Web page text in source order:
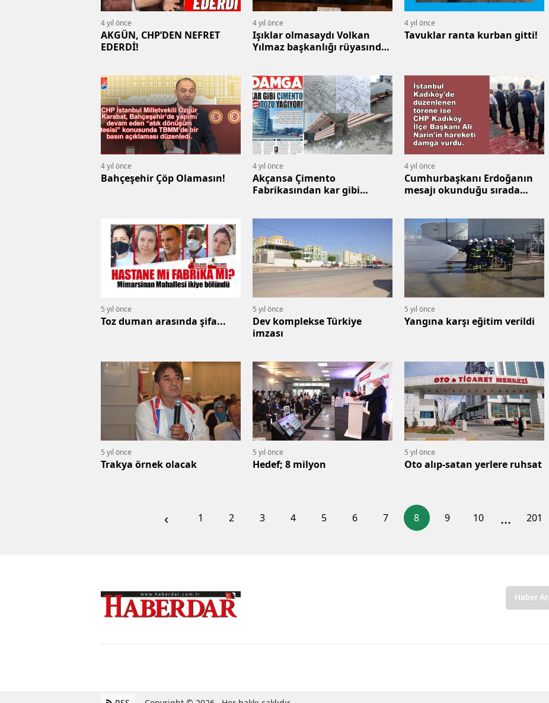
4 yıl önce
AKGÜN, CHP’DEN NEFRET
EDERDİ!
4 yıl önce
Işıklar olmasaydı Volkan
Yılmaz başkanlığı rüyasında
4 yıl önce
Tavuklar ranta kurban gitti!
4 yıl önce
Bahçeşehir Çöp Olamasın!
4 yıl önce
Akçansa Çimento
Fabrikasından kar gibi
4 yıl önce
Cumhurbaşkanı Erdoğanın
mesajı okunduğu sırada
5 yıl önce
Toz duman arasında şifa...
5 yıl önce
Dev komplekse Türkiye
imzası
5 yıl önce
Yangına karşı eğitim verildi
5 yıl önce
Trakya örnek olacak
5 yıl önce
Hedef; 8 milyon
5 yıl önce
Oto alıp-satan yerlere ruhsat
‹ 1 2 3 4 5 6 7 8 9 10 ... 201